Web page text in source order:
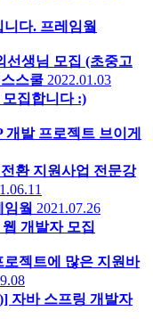
니다. 프레임웤
선생님 모집 (초중고
스쿨 2022.01.03
집합니다 :)
개발 프로젝트 브이게
환 지원사업 전문강
임웤 2021.07.26
개발자 모집
젝트에 많은 지원바
자바 스프링 개발자